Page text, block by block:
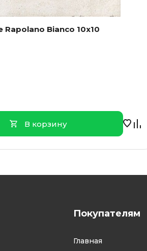
Rapolano Bianco 10x10
В корзину
Покупателям
Главная